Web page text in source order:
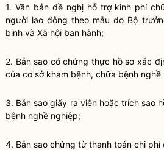
1. Văn bản đề nghị hỗ trợ kinh phí
người lao động theo mẫu do Bộ
binh và Xã hội ban hành;
2. Bản sao có chứng thực hồ sơ xác
của cơ sở khám bệnh, chữa bệnh
3. Bản sao giấy ra viện hoặc trích sao
bệnh nghề nghiệp;
4. Bản sao chứng từ thanh toán chi phí